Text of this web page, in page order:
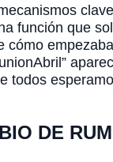
función que
cómo
todos
DE